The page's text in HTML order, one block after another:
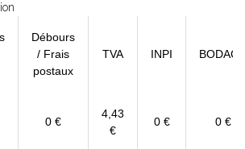
Débours
/ Frais
postaux
TVA INPI
0 €
4,43
€
0 € 0 €